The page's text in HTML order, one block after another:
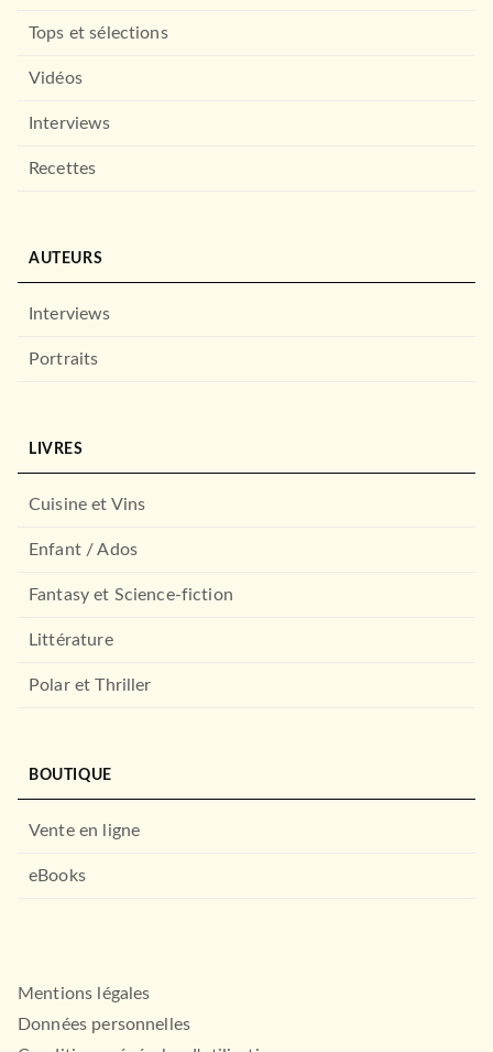
SANTÉ BIEN-ÊTRE
Un cerveau pour
Tops et sélections
Vidéos
Interviews
Recettes
AUTEURS
Interviews
Portraits
LIVRES
Cuisine et Vins
Enfant / Ados
Fantasy et Science-fiction
Littérature
Polar et Thriller
BOUTIQUE
Vente en ligne
eBooks
Mentions légales
Données personnelles